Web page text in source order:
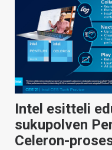
Intel esitteli
sukupolven
Celeron-